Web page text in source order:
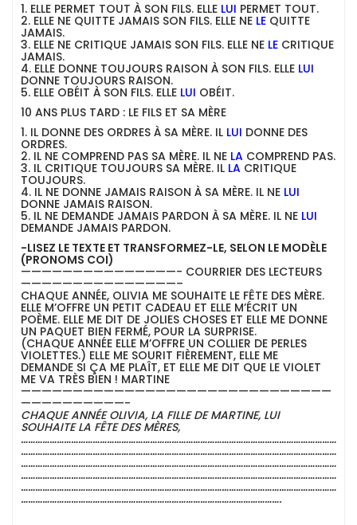
1. ELLE PERMET TOUT À SON FILS. ELLE LUI PERMET TOUT.
2. ELLE NE QUITTE JAMAIS SON FILS. ELLE NE LE QUITTE
JAMAIS.
3. ELLE NE CRITIQUE JAMAIS SON FILS. ELLE NE LE CRITIQUE
JAMAIS.
4. ELLE DONNE TOUJOURS RAISON À SON FILS. ELLE LUI
DONNE TOUJOURS RAISON.
5. ELLE OBÉIT À SON FILS. ELLE LUI OBÉIT.
10 ANS PLUS TARD : LE FILS ET SA MÈRE
1. IL DONNE DES ORDRES À SA MÈRE. IL LUI DONNE DES
ORDRES.
2. IL NE COMPREND PAS SA MÈRE. IL NE LA COMPREND PAS.
3. IL CRITIQUE TOUJOURS SA MÈRE. IL LA CRITIQUE
TOUJOURS.
4. IL NE DONNE JAMAIS RAISON À SA MÈRE. IL NE LUI
DONNE JAMAIS RAISON.
5. IL NE DEMANDE JAMAIS PARDON À SA MÈRE. IL NE LUI
DEMANDE JAMAIS PARDON.
-LISEZ LE TEXTE ET TRANSFORMEZ-LE, SELON LE MODÈLE
(PRONOMS COI)
———————————————- COURRIER DES LECTEURS
———————————————–
CHAQUE ANNÉE, OLIVIA ME SOUHAITE LE FÊTE DES MÈRE.
ELLE M’OFFRE UN PETIT CADEAU ET ELLE M’ÉCRIT UN
POÈME. ELLE ME DIT DE JOLIES CHOSES ET ELLE ME DONNE
UN PAQUET BIEN FERMÉ, POUR LA SURPRISE.
(CHAQUE ANNÉE ELLE M’OFFRE UN COLLIER DE PERLES
VIOLETTES.) ELLE ME SOURIT FIÈREMENT, ELLE ME
DEMANDE SI ÇA ME PLAÎT, ET ELLE ME DIT QUE LE VIOLET
ME VA TRÈS BIEN ! MARTINE
——————————————————————————————
——————————-
CHAQUE ANNÉE OLIVIA, LA FILLE DE MARTINE, LUI
SOUHAITE LA FÊTE DES MÈRES,
……………………………………………………………………………………………………………………
……………………………………………………………………………………………………………………
……………………………………………………………………………………………………………………
……………………………………………………………………………………………………………………
……………………………………………………………………………………………………………………
……………………………………………………………………………………………….